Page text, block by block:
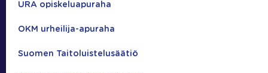
URA opiskeluapuraha
OKM urheilija-apuraha
Suomen Taitoluistelusäätiö